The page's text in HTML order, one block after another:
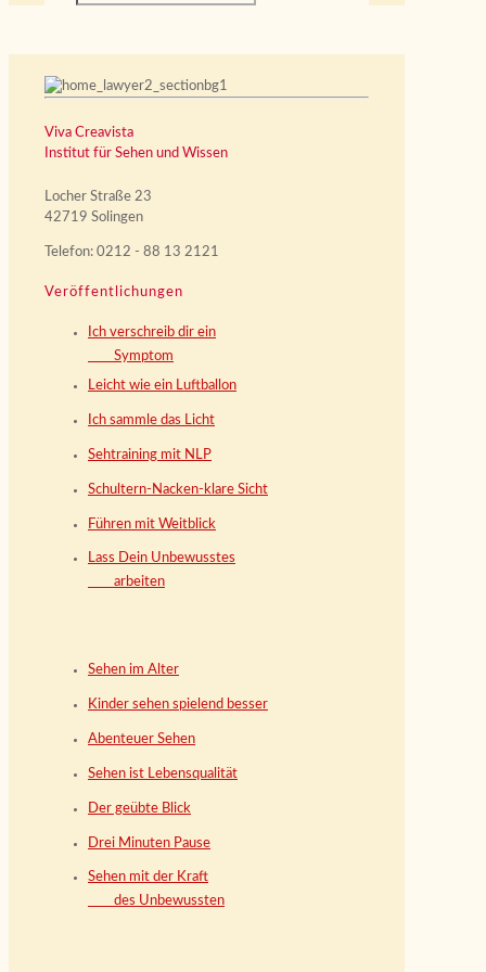
Viva Creavista
Institut für Sehen und Wissen
Locher Straße 23
42719 Solingen
Telefon: 0212 - 88 13 2121
Veröffentlichungen
Ich verschreib dir ein
Symptom
Leicht wie ein Luftballon
Ich sammle das Licht
Sehtraining mit NLP
Schultern-Nacken-klare Sicht
Führen mit Weitblick
Lass Dein Unbewusstes
arbeiten
Sehen im Alter
Kinder sehen spielend besser
Abenteuer Sehen
Sehen ist Lebensqualität
Der geübte Blick
Drei Minuten Pause
Sehen mit der Kraft
des Unbewussten